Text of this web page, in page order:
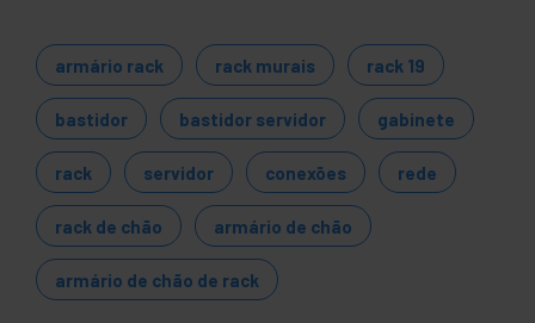
armário rack rack murais rack 19
bastidor bastidor servidor gabinete
rack servidor conexões rede
rack de chão armário de chão
armário de chão de rack